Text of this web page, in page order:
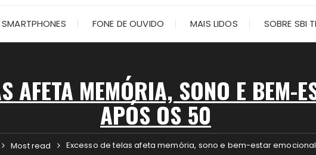
SMARTPHONES FONE DE OUVIDO MAIS LIDOS SOBRE SBI
AFETA MEMÓRIA, SONO E BEM-
APÓS OS 50
Most read Excesso de telas afeta memória, sono e bem-estar